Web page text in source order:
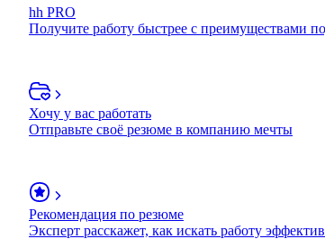
hh PRO
Получите работу быстрее с преимуществами
Хочу у вас работать
Отправьте своё резюме в компанию мечты
Рекомендация по резюме
Эксперт расскажет, как искать работу